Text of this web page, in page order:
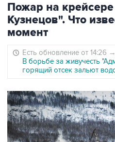
Пожар на
Кузнецов". Что
момент
Есть обновление от 14:26 →
В борьбе за живучесть
горящий отсек зальют